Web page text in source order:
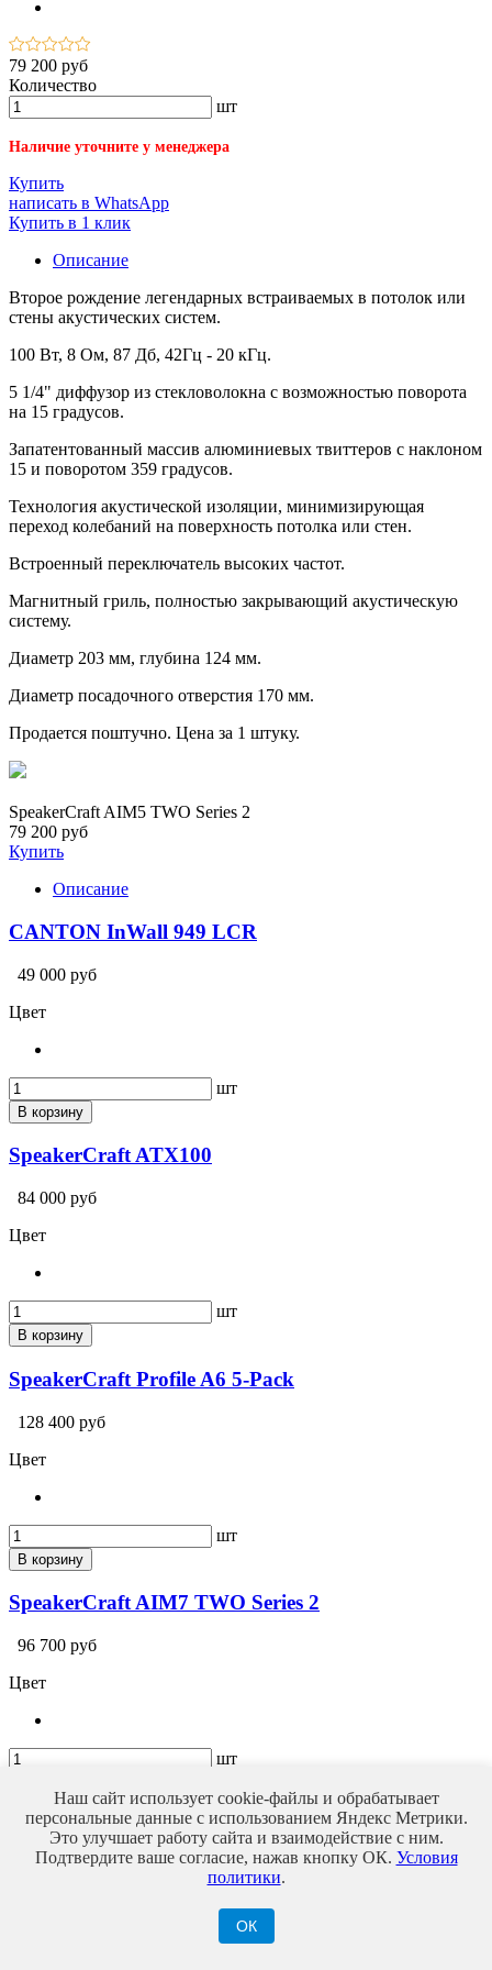
79 200 руб
Количество
шт
Наличие уточните у менеджера
Купить
написать в WhatsApp
Купить в 1 клик
Описание
Второе рождение легендарных встраиваемых в потолок или
стены акустических систем.
100 Вт, 8 Ом, 87 Дб, 42Гц - 20 кГц.
5 1/4" диффузор из стекловолокна с возможностью поворота
на 15 градусов.
Запатентованный массив алюминиевых твиттеров с наклоном
15 и поворотом 359 градусов.
Технология акустической изоляции, минимизирующая
переход колебаний на поверхность потолка или стен.
Встроенный переключатель высоких частот.
Магнитный гриль, полностью закрывающий акустическую
систему.
Диаметр 203 мм, глубина 124 мм.
Диаметр посадочного отверстия 170 мм.
Продается поштучно. Цена за 1 штуку.
SpeakerCraft AIM5 TWO Series 2
79 200 руб
Купить
Описание
CANTON InWall 949 LCR
49 000 руб
Цвет
шт
В корзину
SpeakerCraft ATX100
84 000 руб
Цвет
шт
В корзину
SpeakerCraft Profile A6 5-Pack
128 400 руб
Цвет
шт
В корзину
SpeakerCraft AIM7 TWO Series 2
96 700 руб
Цвет
шт
По причине колебания курсов валют, просим уточнять
актуальную цену у наших менеджеров
Наш сайт использует cookie-файлы и обрабатывает
персональные данные с использованием Яндекс Метрики.
Это улучшает работу сайта и взаимодействие с ним.
Подтвердите ваше согласие, нажав кнопку ОК. Условия
политики.
ОК